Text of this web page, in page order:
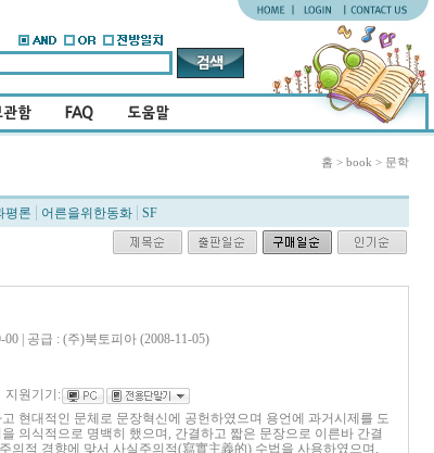
홈 > book > 문학
평론 어른을위한동화
SF
00 | 공급 : (주)북토피아 (2008-11-05)
지원기기:
현대적인 문체로 문장혁신에 공헌하였으며 용언에 과거시제를 도
의식적으로 명백히 했으며, 간결하고 짧은 문장으로 이른바 간결
의적 경향에 맞서 사실주의적(寫實主義的) 수법을 사용하였으며,